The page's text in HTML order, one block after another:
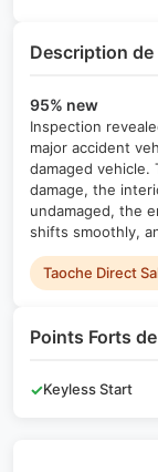
Description de
95% new
Inspection
major accident
damaged vehicle.
damage, the
undamaged, the
shifts smoothly,
Taoche Direct
Points Forts
✓Keyless Start